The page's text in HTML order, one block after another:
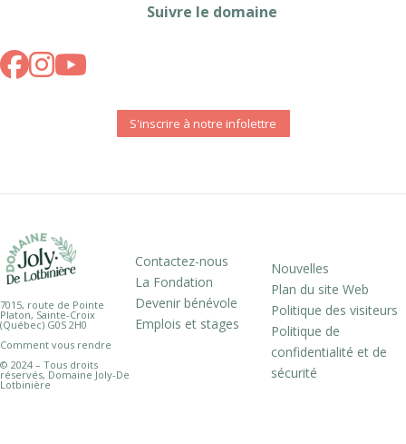
Suivre le domaine
S'inscrire à notre infolettre
7015, route de Pointe
Platon, Sainte-Croix
(Québec) G0S 2H0
Comment vous rendre
© 2024 – Tous droits
réservés, Domaine Joly-De
Lotbinière
Contactez-nous
La Fondation
Devenir bénévole
Emplois et stages
Nouvelles
Plan du site Web
Politique des visiteurs
Politique de
confidentialité et de
sécurité